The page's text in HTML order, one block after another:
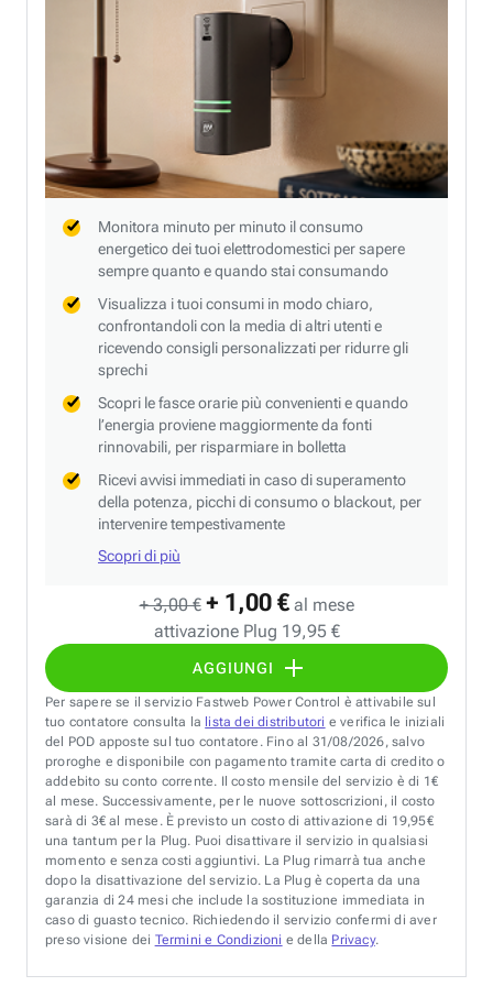
+ 3,00 € + 1,00 € al mese
attivazione Plug 19,95 €
AGGIUNGI
Monitora minuto per minuto il consumo
energetico dei tuoi elettrodomestici per sapere
sempre quanto e quando stai consumando
Visualizza i tuoi consumi in modo chiaro,
confrontandoli con la media di altri utenti e
ricevendo consigli personalizzati per ridurre gli
sprechi
Scopri le fasce orarie più convenienti e quando
l’energia proviene maggiormente da fonti
rinnovabili, per risparmiare in bolletta
Ricevi avvisi immediati in caso di superamento
della potenza, picchi di consumo o blackout, per
intervenire tempestivamente
Scopri di più
Per sapere se il servizio Fastweb Power Control è attivabile sul
tuo contatore consulta la lista dei distributori e verifica le iniziali
del POD apposte sul tuo contatore. Fino al 31/08/2026, salvo
proroghe e disponibile con pagamento tramite carta di credito o
addebito su conto corrente. Il costo mensile del servizio è di 1€
al mese. Successivamente, per le nuove sottoscrizioni, il costo
sarà di 3€ al mese. È previsto un costo di attivazione di 19,95€
una tantum per la Plug. Puoi disattivare il servizio in qualsiasi
momento e senza costi aggiuntivi. La Plug rimarrà tua anche
dopo la disattivazione del servizio. La Plug è coperta da una
garanzia di 24 mesi che include la sostituzione immediata in
caso di guasto tecnico. Richiedendo il servizio confermi di aver
preso visione dei Termini e Condizioni e della Privacy.